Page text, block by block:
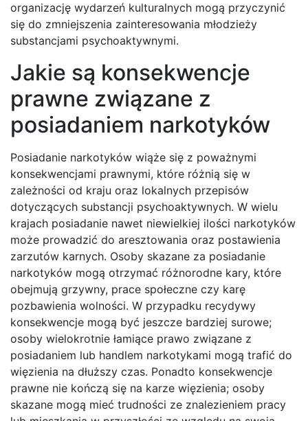
organizację wydarzeń kulturalnych mogą przyczynić
się do zmniejszenia zainteresowania młodzieży
substancjami psychoaktywnymi.
Jakie są konsekwencje
prawne związane z
posiadaniem narkotyków
Posiadanie narkotyków wiąże się z poważnymi
konsekwencjami prawnymi, które różnią się w
zależności od kraju oraz lokalnych przepisów
dotyczących substancji psychoaktywnych. W wielu
krajach posiadanie nawet niewielkiej ilości narkotyków
może prowadzić do aresztowania oraz postawienia
zarzutów karnych. Osoby skazane za posiadanie
narkotyków mogą otrzymać różnorodne kary, które
obejmują grzywny, prace społeczne czy karę
pozbawienia wolności. W przypadku recydywy
konsekwencje mogą być jeszcze bardziej surowe;
osoby wielokrotnie łamiące prawo związane z
posiadaniem lub handlem narkotykami mogą trafić do
więzienia na dłuższy czas. Ponadto konsekwencje
prawne nie kończą się na karze więzienia; osoby
skazane mogą mieć trudności ze znalezieniem pracy